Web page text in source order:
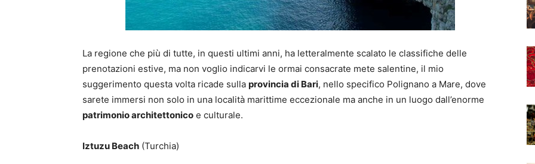
La regione che più di tutte, in questi ultimi anni, ha letteralmente scalato le classifiche delle
prenotazioni estive, ma non voglio indicarvi le ormai consacrate mete salentine, il mio
suggerimento questa volta ricade sulla provincia di Bari, nello specifico Polignano a Mare, dove
sarete immersi non solo in una località marittime eccezionale ma anche in un luogo dall’enorme
patrimonio architettonico e culturale.
Iztuzu Beach (Turchia)